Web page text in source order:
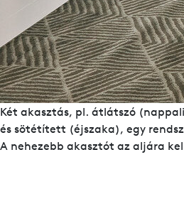
Két akasztás, pl. átlátszó
és sötétített (éjszaka), egy
A nehezebb akasztót az aljára
Whistleblower
Adatvédelmi nyilatkozat
Impresszum